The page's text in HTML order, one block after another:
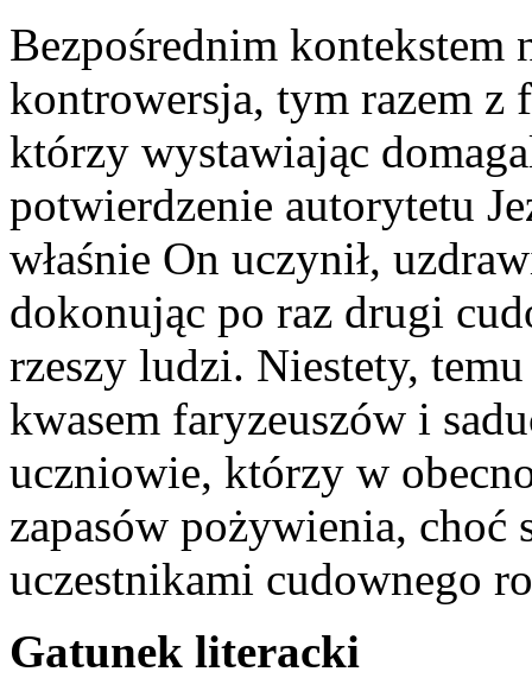
Bezpośrednim kontekstem
kontrowersja, tym razem z
którzy wystawiając
potwierdzenie autorytetu
właśnie On uczynił,
dokonując po raz drugi
rzeszy ludzi. Niestety,
kwasem faryzeuszów i
uczniowie, którzy w
zapasów pożywienia,
uczestnikami cudownego
Gatunek literacki